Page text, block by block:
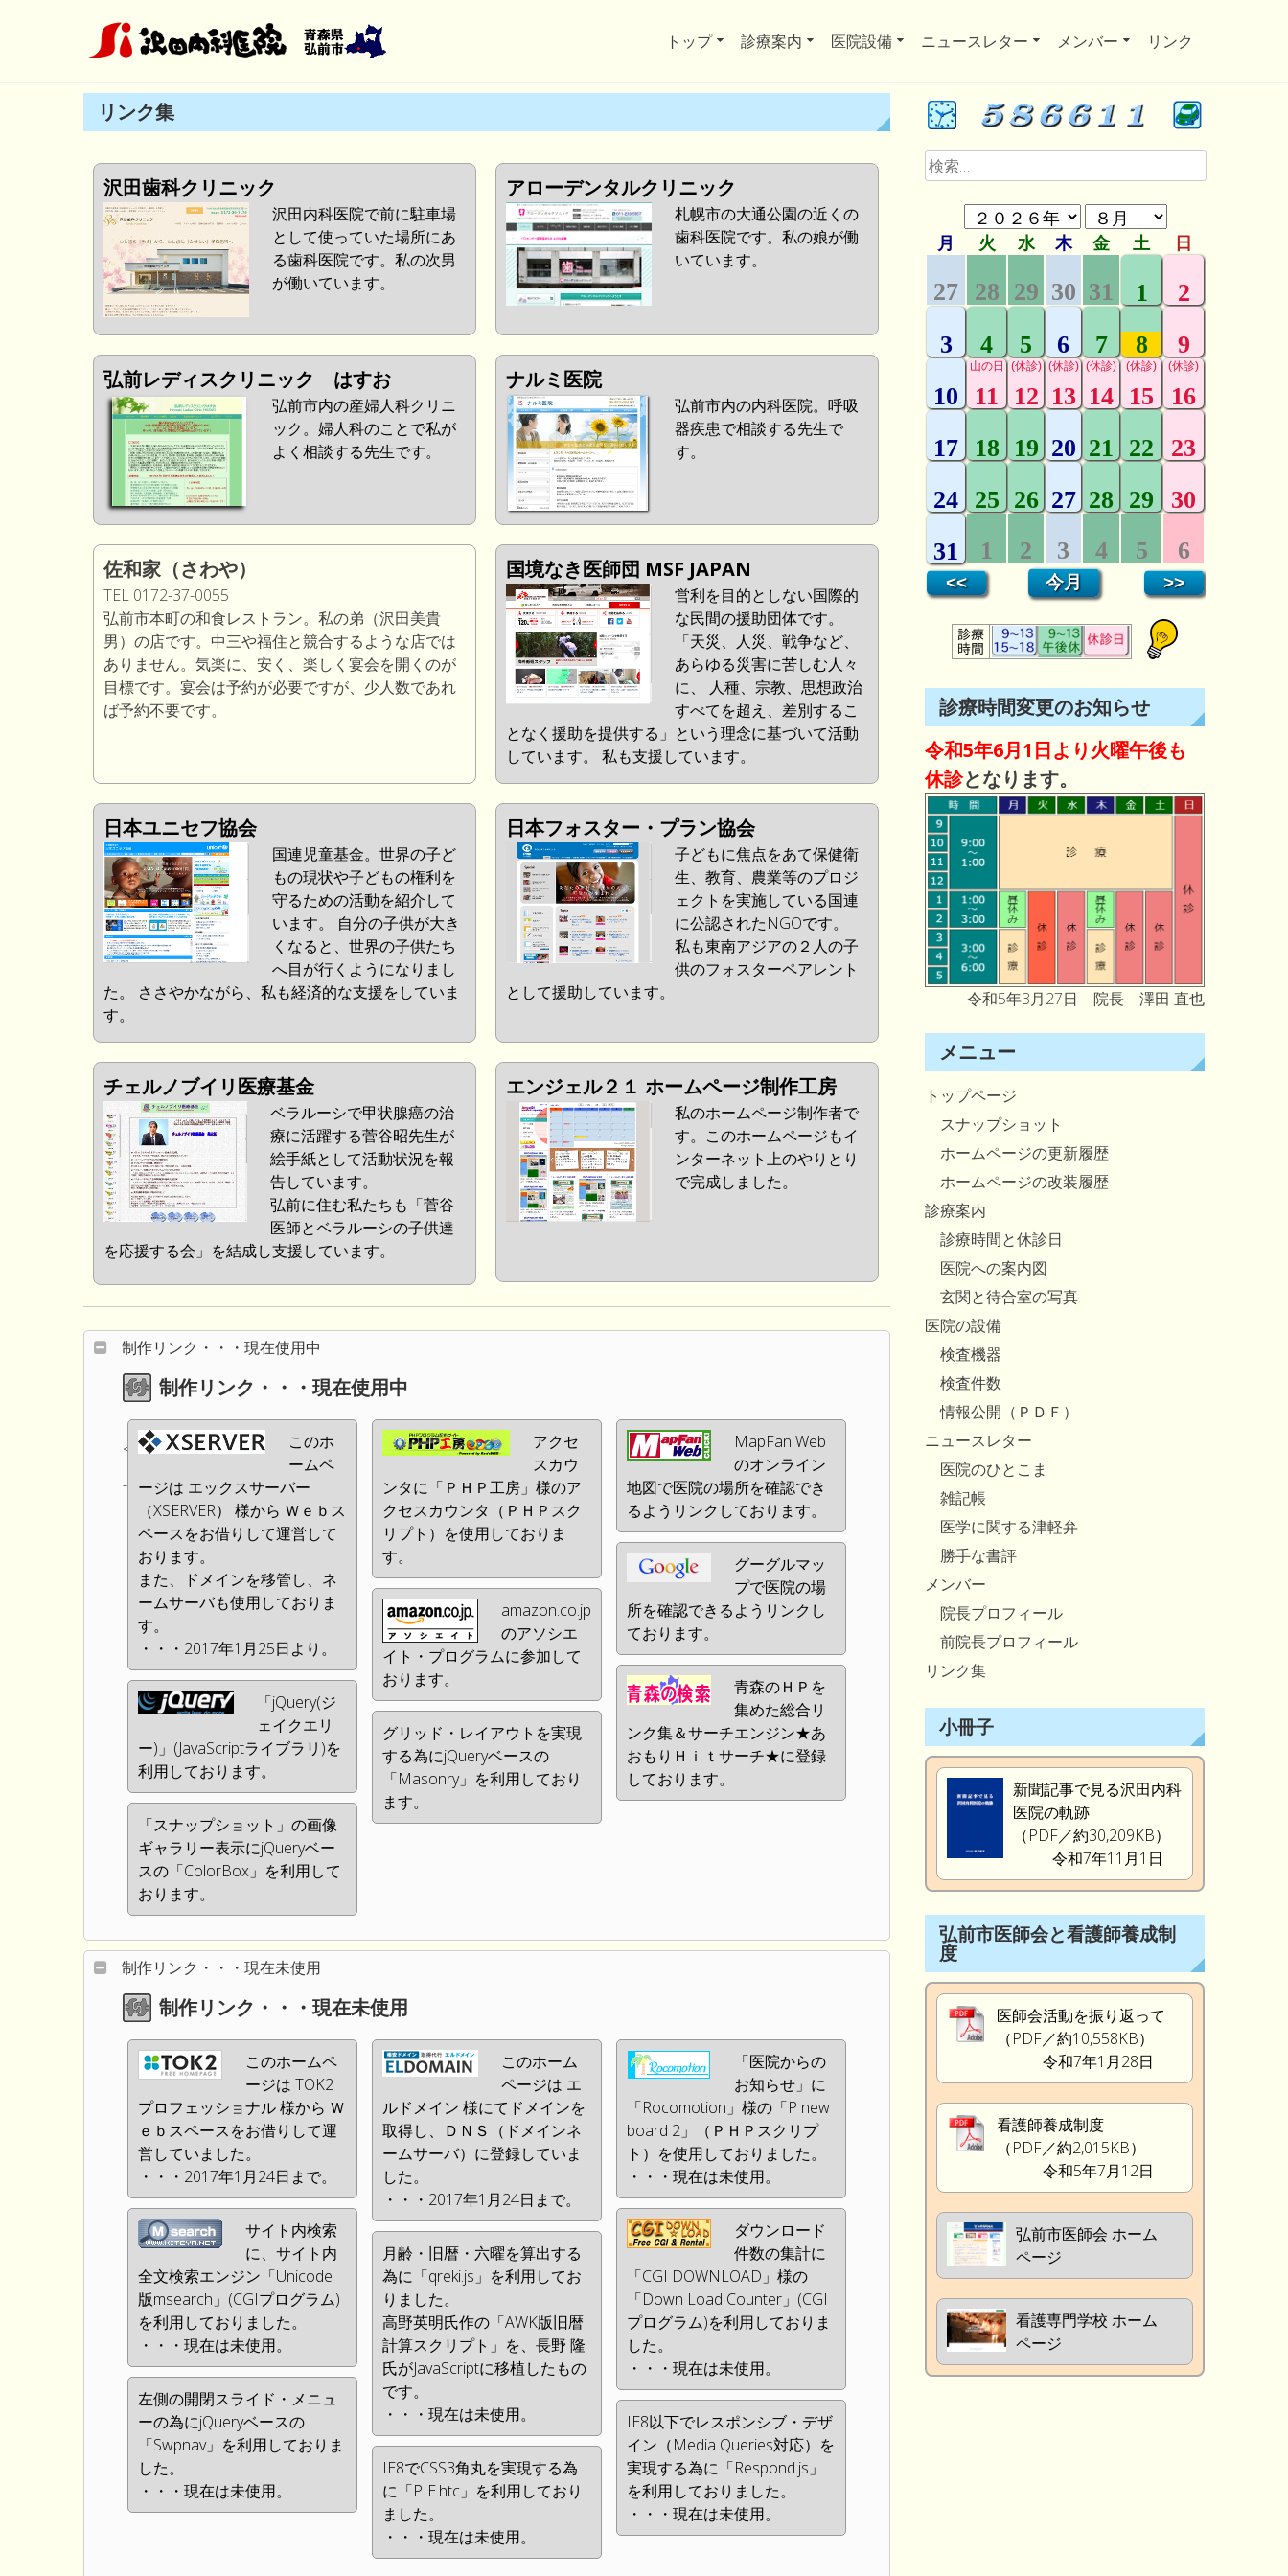
トップ 診療案内 医院設備 ニュースレター メンバー リンク
リンク集
沢田歯科クリニック
沢田内科医院で前に駐車場
として使っていた場所にあ
る歯科医院です。私の次男
が働いています。
アローデンタルクリニック
札幌市の大通公園の近くの
歯科医院です。私の娘が働
いています。
弘前レディスクリニック はすお
弘前市内の産婦人科クリニ
ック。婦人科のことで私が
よく相談する先生です。
ナルミ医院
弘前市内の内科医院。呼吸
器疾患で相談する先生で
す。
佐和家（さわや）
TEL 0172-37-0055
弘前市本町の和食レストラン。私の弟（沢田美貴
男）の店です。中三や福住と競合するような店では
ありません。気楽に、安く、楽しく宴会を開くのが
目標です。宴会は予約が必要ですが、少人数であれ
ば予約不要です。
国境なき医師団 MSF JAPAN
営利を目的としない国際的
な民間の援助団体です。
「天災、人災、戦争など、
あらゆる災害に苦しむ人々
に、 人種、宗教、思想政治
すべてを超え、差別するこ
となく援助を提供する」という理念に基づいて活動
しています。 私も支援しています。
日本ユニセフ協会
国連児童基金。世界の子ど
もの現状や子どもの権利を
守るための活動を紹介して
います。 自分の子供が大き
くなると、世界の子供たち
へ目が行くようになりまし
た。 ささやかながら、私も経済的な支援をしていま
す。
日本フォスター・プラン協会
子どもに焦点をあて保健衛
生、教育、農業等のプロジ
ェクトを実施している国連
に公認されたNGOです。
私も東南アジアの２人の子
供のフォスターペアレント
として援助しています。
チェルノブイリ医療基金
ベラルーシで甲状腺癌の治
療に活躍する菅谷昭先生が
絵手紙として活動状況を報
告しています。
弘前に住む私たちも「菅谷
医師とベラルーシの子供達
を応援する会」を結成し支援しています。
エンジェル２１ ホームページ制作工房
私のホームページ制作者で
す。このホームページもイ
ンターネット上のやりとり
で完成しました。
制作リンク・・・現在使用中
制作リンク・・・現在使用中
このホ
ームペ
ージは エックスサーバー
（XSERVER） 様から Ｗｅｂス
ペースをお借りして運営して
おります。
また、ドメインを移管し、ネ
ームサーバも使用しておりま
す。
・・・2017年1月25日より。
アクセ
スカウ
ンタに「ＰＨＰ工房」様のア
クセスカウンタ（ＰＨＰスク
リプト）を使用しておりま
す。
MapFan Web
のオンライン
地図で医院の場所を確認でき
るようリンクしております。
グーグルマッ
プで医院の場
所を確認できるようリンクし
ております。
amazon.co.jp
のアソシエ
イト・プログラムに参加して
おります。
<!--
青森のＨＰを
集めた総合リ
ンク集＆サーチエンジン★あ
おもりＨｉｔサーチ★に登録
しております。
-->
「jQuery(ジ
ェイクエリ
ー)」(JavaScriptライブラリ)を
利用しております。
グリッド・レイアウトを実現
する為にjQueryベースの
「Masonry」を利用しており
ます。
「スナップショット」の画像
ギャラリー表示にjQueryベー
スの「ColorBox」を利用して
おります。
制作リンク・・・現在未使用
制作リンク・・・現在未使用
このホームペ
ージは TOK2
プロフェッショナル 様から Ｗ
ｅｂスペースをお借りして運
営していました。
・・・2017年1月24日まで。
このホーム
ページは エ
ルドメイン 様にてドメインを
取得し、ＤＮＳ（ドメインネ
ームサーバ）に登録していま
した。
・・・2017年1月24日まで。
「医院からの
お知らせ」に
「Rocomotion」様の「P new
board 2」（ＰＨＰスクリプ
ト）を使用しておりました。
・・・現在は未使用。
サイト内検索
に、サイト内
全文検索エンジン「Unicode
版msearch」(CGIプログラム)
を利用しておりました。
・・・現在は未使用。
ダウンロード
件数の集計に
「CGI DOWNLOAD」様の
「Down Load Counter」(CGI
プログラム)を利用しておりま
した。
・・・現在は未使用。
月齢・旧暦・六曜を算出する
為に「qreki.js」を利用してお
りました。
高野英明氏作の「AWK版旧暦
計算スクリプト」を、長野 隆
氏がJavaScriptに移植したもの
です。
・・・現在は未使用。
左側の開閉スライド・メニュ
ーの為にjQueryベースの
「Swpnav」を利用しておりま
した。
・・・現在は未使用。
IE8以下でレスポンシブ・デザ
イン（Media Queries対応）を
実現する為に「Respond.js」
を利用しておりました。
・・・現在は未使用。
IE8でCSS3角丸を実現する為
に「PIE.htc」を利用しており
ました。
・・・現在は未使用。
検
索:
診療時間変更のお知らせ
令和5年6月1日より火曜午後も
休診となります。
令和5年3月27日 院長 澤田 直也
メニュー
トップページ
スナップショット
ホームページの更新履歴
ホームページの改装履歴
診療案内
診療時間と休診日
医院への案内図
玄関と待合室の写真
医院の設備
検査機器
検査件数
情報公開（ＰＤＦ）
ニュースレター
医院のひとこま
雑記帳
医学に関する津軽弁
勝手な書評
メンバー
院長プロフィール
前院長プロフィール
リンク集
小冊子
新聞記事で見る沢田内科
医院の軌跡
（PDF／約30,209KB）
令和7年11月1日
弘前市医師会と看護師養成制
度
医師会活動を振り返って
（PDF／約10,558KB）
令和7年1月28日
看護師養成制度
（PDF／約2,015KB）
令和5年7月12日
弘前市医師会 ホーム
ページ
看護専門学校 ホーム
ページ